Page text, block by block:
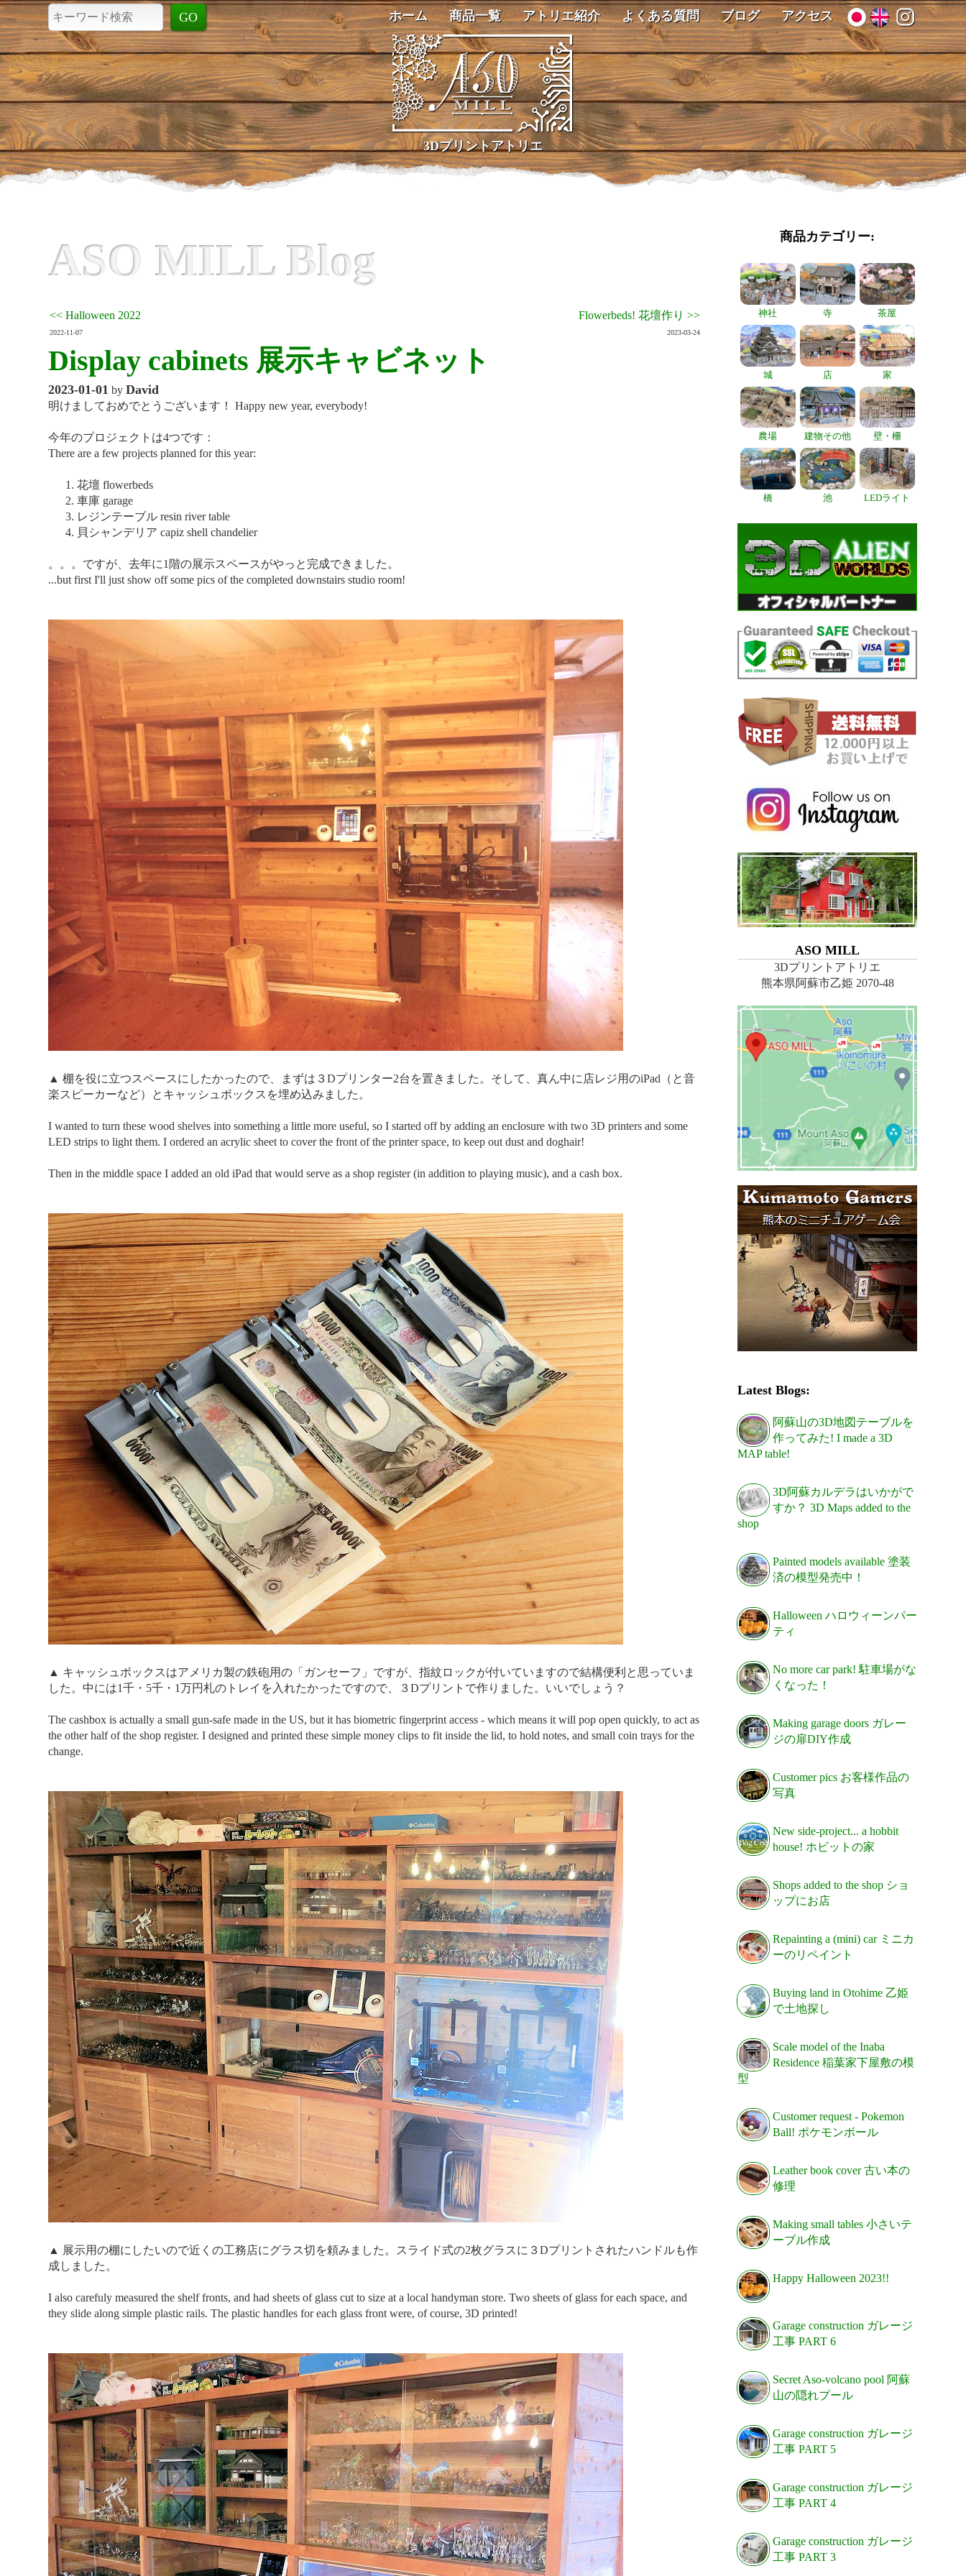
ホーム 商品一覧 アトリエ紹介 よくある質問 ブログ アクセス
3Dプリントアトリエ
ASO MILL Blog
<< Halloween 2022
2022-11-07
Flowerbeds! 花壇作り >>
2023-03-24
Display cabinets 展示キャビネット
2023-01-01 byDavid
明けましておめでとうございます！ Happy new year, everybody!
今年のプロジェクトは4つです：
There are a few projects planned for this year:
花壇 flowerbeds
車庫 garage
レジンテーブル resin river table
貝シャンデリア capiz shell chandelier
。。。ですが、去年に1階の展示スペースがやっと完成できました。
...but first I'll just show off some pics of the completed downstairs studio room!
▲ 棚を役に立つスペースにしたかったので、まずは３Dプリンター2台を置きました。そして、真ん中に店レジ用のiPad（と音
楽スピーカーなど）とキャッシュボックスを埋め込みました。
I wanted to turn these wood shelves into something a little more useful, so I started off by adding an enclosure with two 3D printers and some
LED strips to light them. I ordered an acrylic sheet to cover the front of the printer space, to keep out dust and doghair!
Then in the middle space I added an old iPad that would serve as a shop register (in addition to playing music), and a cash box.
▲ キャッシュボックスはアメリカ製の鉄砲用の「ガンセーフ」ですが、指紋ロックが付いていますので結構便利と思っていま
した。中には1千・5千・1万円札のトレイを入れたかったですので、３Dプリントで作りました。いいでしょう？
The cashbox is actually a small gun-safe made in the US, but it has biometric fingerprint access - which means it will pop open quickly, to act as
the other half of the shop register. I designed and printed these simple money clips to fit inside the lid, to hold notes, and small coin trays for the
change.
▲ 展示用の棚にしたいので近くの工務店にグラス切を頼みました。スライド式の2枚グラスに３Dプリントされたハンドルも作
成しました。
I also carefuly measured the shelf fronts, and had sheets of glass cut to size at a local handyman store. Two sheets of glass for each space, and
they slide along simple plastic rails. The plastic handles for each glass front were, of course, 3D printed!
商品カテゴリー:
神社 寺 茶屋
城 店 家
農場 建物その他 壁・柵
橋 池 LEDライト
ASO MILL
3Dプリントアトリエ
熊本県阿蘇市乙姫 2070-48
Latest Blogs:
阿蘇山の3D地図テーブルを
作ってみた! I made a 3D
MAP table!
3D阿蘇カルデラはいかがで
すか？ 3D Maps added to the
shop
Painted models available 塗装
済の模型発売中！
Halloween ハロウィーンパー
ティ
No more car park! 駐車場がな
くなった！
Making garage doors ガレー
ジの扉DIY作成
Customer pics お客様作品の
写真
New side-project... a hobbit
house! ホビットの家
Shops added to the shop ショ
ップにお店
Repainting a (mini) car ミニカ
ーのリペイント
Buying land in Otohime 乙姫
で土地探し
Scale model of the Inaba
Residence 稲葉家下屋敷の模
型
Customer request - Pokemon
Ball! ポケモンボール
Leather book cover 古い本の
修理
Making small tables 小さいテ
ーブル作成
Happy Halloween 2023!!
Garage construction ガレージ
工事 PART 6
Secret Aso-volcano pool 阿蘇
山の隠れプール
Garage construction ガレージ
工事 PART 5
Garage construction ガレージ
工事 PART 4
Garage construction ガレージ
工事 PART 3